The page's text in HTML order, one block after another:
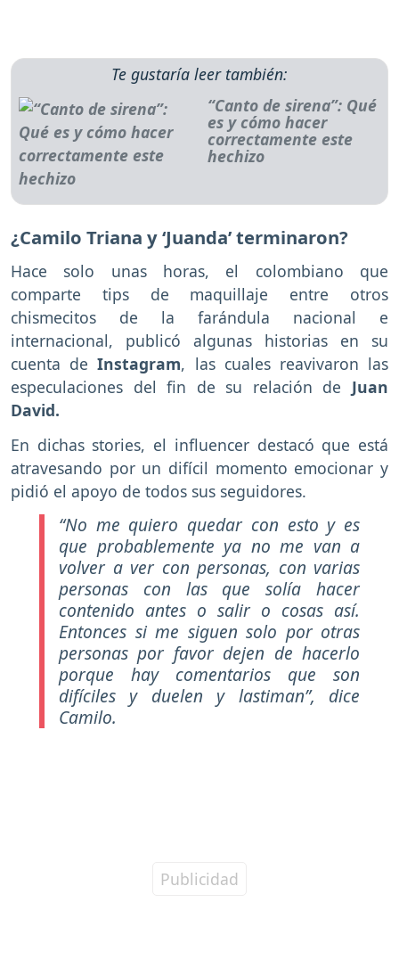
Te gustaría leer también:
“Canto de sirena”: Qué
es y cómo hacer
correctamente este
hechizo
¿Camilo Triana y ‘Juanda’ terminaron?
Hace solo unas horas, el colombiano que
comparte tips de maquillaje entre otros
chismecitos de la farándula nacional e
internacional, publicó algunas historias en su
cuenta deInstagram, las cuales reavivaron las
especulaciones del fin de su relación de Juan
David.
En dichas stories, el influencer destacó que está
atravesando por un difícil momento emocionar y
pidió el apoyo de todos sus seguidores.
“No me quiero quedar con esto y es
que probablemente ya no me van a
volver a ver con personas, con varias
personas con las que solía hacer
contenido antes o salir o cosas así.
Entonces si me siguen solo por otras
personas por favor dejen de hacerlo
porque hay comentarios que son
difíciles y duelen y lastiman”, dice
Camilo.